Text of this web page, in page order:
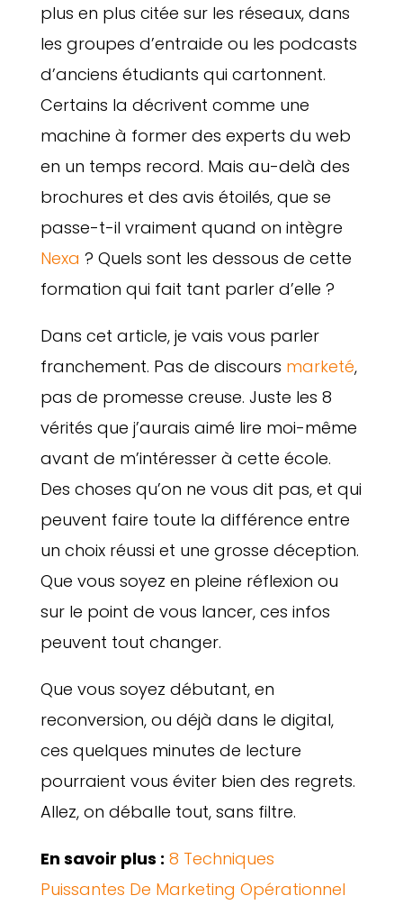
plus en plus citée sur les réseaux, dans
les groupes d’entraide ou les podcasts
d’anciens étudiants qui cartonnent.
Certains la décrivent comme une
machine à former des experts du web
en un temps record. Mais au-delà des
brochures et des avis étoilés, que se
passe-t-il vraiment quand on intègre
Nexa ? Quels sont les dessous de cette
formation qui fait tant parler d’elle ?
Dans cet article, je vais vous parler
franchement. Pas de discours marketé,
pas de promesse creuse. Juste les 8
vérités que j’aurais aimé lire moi-même
avant de m’intéresser à cette école.
Des choses qu’on ne vous dit pas, et qui
peuvent faire toute la différence entre
un choix réussi et une grosse déception.
Que vous soyez en pleine réflexion ou
sur le point de vous lancer, ces infos
peuvent tout changer.
Que vous soyez débutant, en
reconversion, ou déjà dans le digital,
ces quelques minutes de lecture
pourraient vous éviter bien des regrets.
Allez, on déballe tout, sans filtre.
En savoir plus : 8 Techniques
Puissantes De Marketing Opérationnel